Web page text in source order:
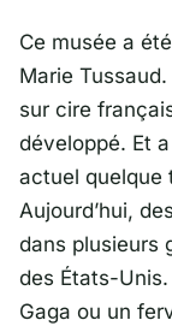
Ce musée a
Marie
sur cire
développé. Et
actuel quelque
Aujourd’hui,
dans plusieurs
des États-
Gaga ou un